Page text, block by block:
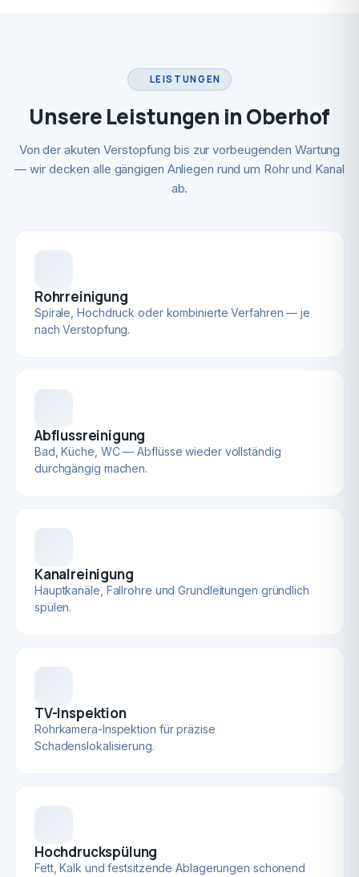
LEISTUNGEN
Unsere Leistungen in Oberhof
Von der akuten Verstopfung bis zur vorbeugenden Wartung
— wir decken alle gängigen Anliegen rund um Rohr und Kanal
ab.
Rohrreinigung
Spirale, Hochdruck oder kombinierte Verfahren — je
nach Verstopfung.
Abflussreinigung
Bad, Küche, WC — Abflüsse wieder vollständig
durchgängig machen.
Kanalreinigung
Hauptkanäle, Fallrohre und Grundleitungen gründlich
spülen.
TV-Inspektion
Rohrkamera-Inspektion für präzise
Schadenslokalisierung.
Hochdruckspülung
Fett, Kalk und festsitzende Ablagerungen schonend